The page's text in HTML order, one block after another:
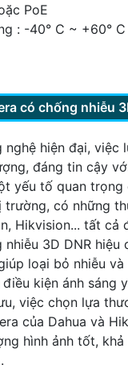
PoE
: -40° C ~ +60° C
có chống nhiễu
hiện đại, việc
đáng tin cậy
yếu tố quan
trường, có những
Hikvision... tất
3D DNR hiệu
loại bỏ nhiễu
kiện ánh sáng
việc chọn lựa
của Dahua và
hình ảnh tốt, khả